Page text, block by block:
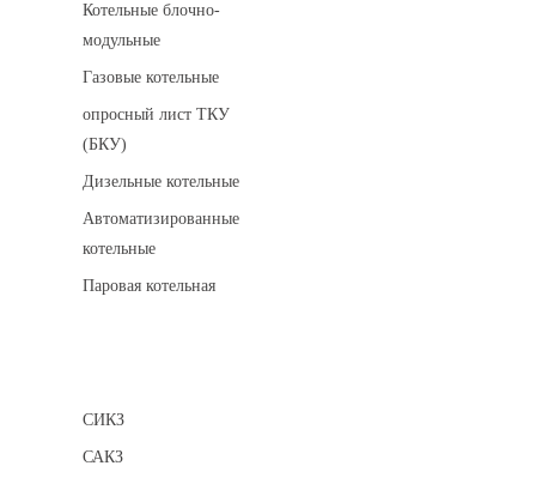
Котельные блочно-
модульные
Газовые котельные
опросный лист ТКУ
(БКУ)
Дизельные котельные
Автоматизированные
котельные
Паровая котельная
СИКЗ
САКЗ